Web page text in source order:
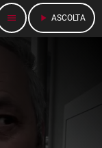
menu play_arrow ASCOLTA